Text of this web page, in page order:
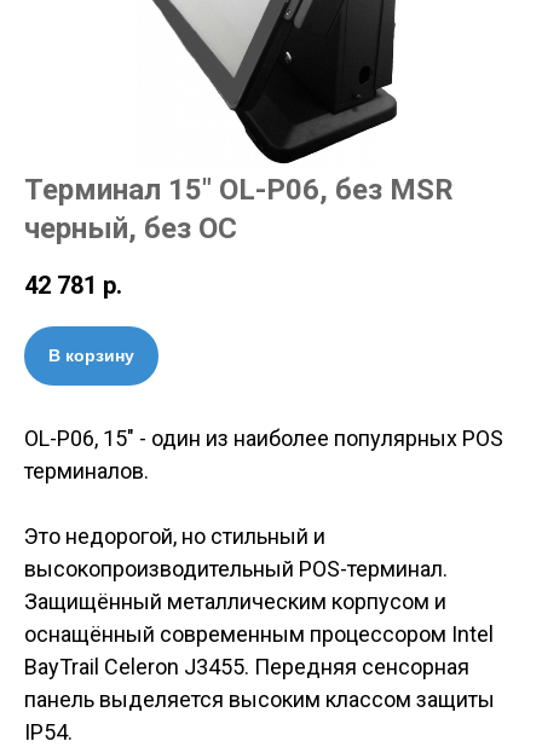
Терминал 15" OL-P06, без MSR
черный, без ОС
42 781 р.
В корзину
OL-P06, 15" - один из наиболее популярных POS
терминалов.
Это недорогой, но стильный и
высокопроизводительный POS-терминал.
Защищённый металлическим корпусом и
оснащённый современным процессором Intel
BayTrail Celeron J3455. Передняя сенсорная
панель выделяется высоким классом защиты
IP54.